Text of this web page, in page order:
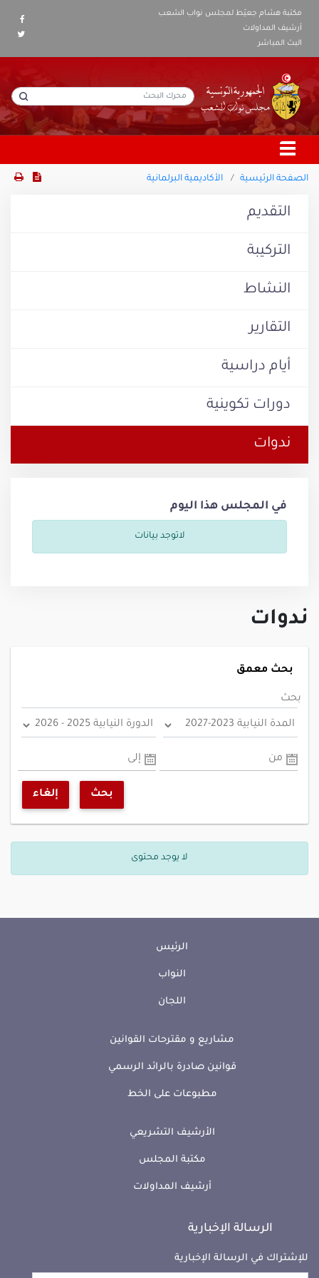
مكتبة هشام جعيّط لمجلس نواب الشعب
أرشيف المداولات
البث المباشر
الصفحة الرئيسية الأكاديمية البرلمانية
التقديم
التركيبة
النشاط
التقارير
أيام دراسية
دورات تكوينية
ندوات
في المجلس هذا اليوم
لاتوجد بيانات
ندوات
بحث معمق
بحث
من إلى
بحث إلغاء
لا يوجد محتوى
الرئيس
النواب
اللجان
مشاريع و مقترحات القوانين
قوانين صادرة بالرائد الرسمي
مطبوعات على الخط
الأرشيف التشريعي
مكتبة المجلس
أرشيف المداولات
الرسالة الإخبارية
للإشتراك في الرسالة الإخبارية